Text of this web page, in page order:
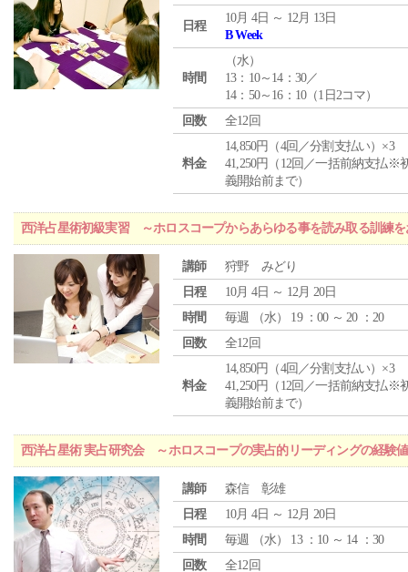
日程
10月 4日 ～ 12月 13日
B Week
時間
（水）
13：10～14：30／
14：50～16：10（1日2コマ）
回数
全12回
料金
14,850円（4回／分割支払い）×3
41,250円（12回／一括前納支払※
義開始前まで）
西洋占星術初級実習 ～ホロスコープからあらゆる事を読み取る訓練を
講師
狩野 みどり
日程
10月 4日 ～ 12月 20日
時間
毎週 （水） 19 ：00 ～ 20 ：20
回数
全12回
料金
14,850円（4回／分割支払い）×3
41,250円（12回／一括前納支払※
義開始前まで）
西洋占星術 実占研究会 ～ホロスコープの実占的リーディングの経験
講師
森信 彰雄
日程
10月 4日 ～ 12月 20日
時間
毎週 （水） 13 ：10 ～ 14 ：30
回数
全12回